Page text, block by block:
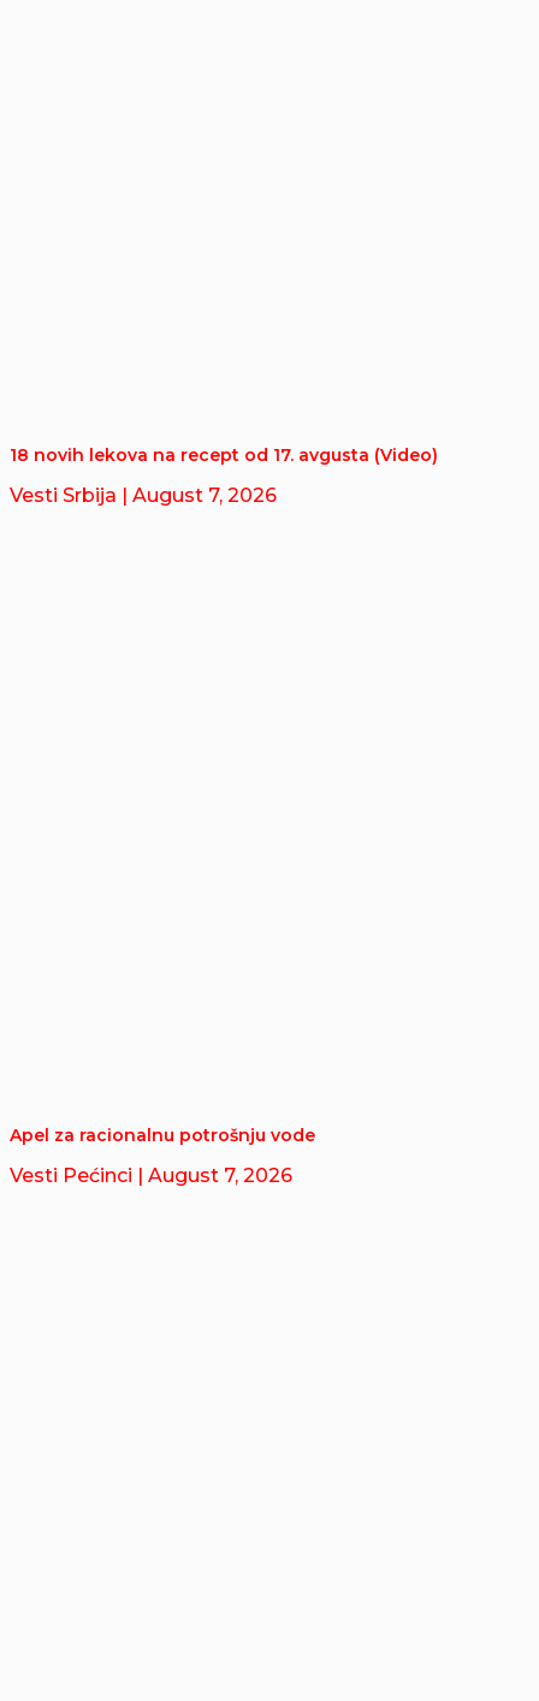
18 novih lekova na recept od 17. avgusta (Video)
Vesti Srbija | August 7, 2026
Apel za racionalnu potrošnju vode
Vesti Pećinci | August 7, 2026